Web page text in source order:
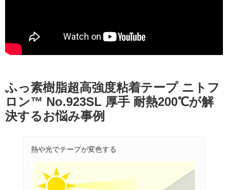
ふっ素樹脂超高強度粘着テープ ニトフ
ロン™ No.923SL 厚手 耐熱200℃が解
決するお悩み事例
熱や光でテープが変色する